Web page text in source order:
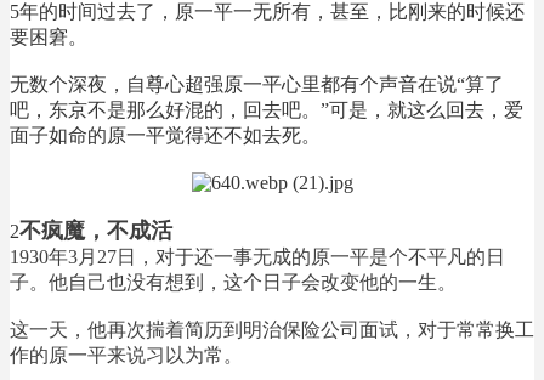
5年的时间过去了，原一平一无所有，甚至，比刚来的时候还
要困窘。
无数个深夜，自尊心超强原一平心里都有个声音在说“算了
吧，东京不是那么好混的，回去吧。”可是，就这么回去，爱
面子如命的原一平觉得还不如去死。
2不疯魔，不成活
1930年3月27日，对于还一事无成的原一平是个不平凡的日
子。他自己也没有想到，这个日子会改变他的一生。
这一天，他再次揣着简历到明治保险公司面试，对于常常换工
作的原一平来说习以为常。